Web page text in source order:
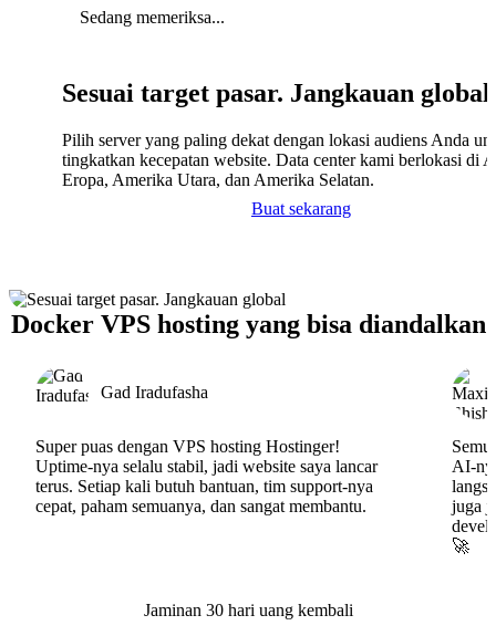
Sedang memeriksa...
Sesuai target pasar. Jangkauan global
Pilih server yang paling dekat dengan lokasi audiens Anda
tingkatkan kecepatan website. Data center kami berlokasi di
Eropa, Amerika Utara, dan Amerika Selatan.
Buat sekarang
Docker VPS hosting yang bisa diandalkan
Gad Iradufasha
Super puas dengan VPS hosting Hostinger!
Uptime-nya selalu stabil, jadi website saya lancar
terus. Setiap kali butuh bantuan, tim support-nya
cepat, paham semuanya, dan sangat membantu.
AI-
juga
🚀
Jaminan 30 hari uang kembali